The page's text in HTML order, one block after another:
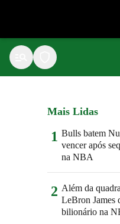
Mais Lidas
1 Bulls batem
vencer após
na NBA
2 Além da
LeBron James
bilionário na